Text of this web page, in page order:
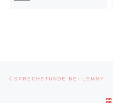
Beitragsnavigation
SPRECHSTUNDE BEI LEMMY